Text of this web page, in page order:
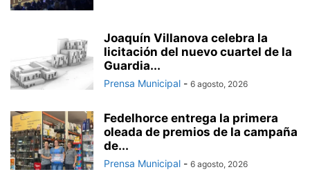
Joaquín Villanova celebra la
licitación del nuevo cuartel de la
Guardia...
Prensa Municipal - 6 agosto, 2026
Fedelhorce entrega la primera
oleada de premios de la campaña
de...
Prensa Municipal - 6 agosto, 2026